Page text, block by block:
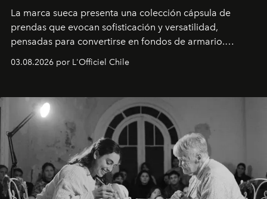
La marca sueca presenta una colección cápsula de
prendas que evocan sofisticación y versatilidad,
pensadas para convertirse en fondos de armario.
Disponible en Chile desde el 6 de agosto.
03.08.2026 por L'Officiel Chile